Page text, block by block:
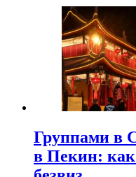
Группами в
в Пекин: